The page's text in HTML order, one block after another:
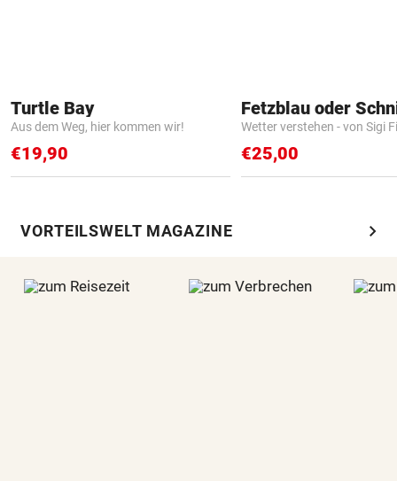
Turtle Bay
Aus dem Weg, hier kommen wir!
€19,90
Fetzblau oder
Wetter verstehen - von Sigi
€25,00
VORTEILSWELT MAGAZINE chevron_right